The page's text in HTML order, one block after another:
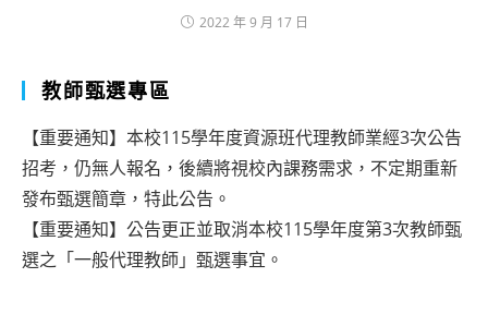
2022 年 9 月 17 日
教師甄選專區
【重要通知】本校115學年度資源班代理教師業經3次公告
招考，仍無人報名，後續將視校內課務需求，不定期重新
發布甄選簡章，特此公告。
【重要通知】公告更正並取消本校115學年度第3次教師甄
選之「一般代理教師」甄選事宜。